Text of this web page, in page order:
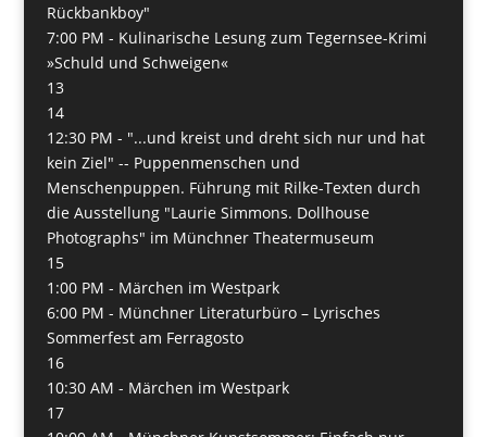
Rückbankboy"
7:00 PM - Kulinarische Lesung zum Tegernsee-Krimi
»Schuld und Schweigen«
13
14
12:30 PM - "...und kreist und dreht sich nur und hat
kein Ziel" -- Puppenmenschen und
Menschenpuppen. Führung mit Rilke-Texten durch
die Ausstellung "Laurie Simmons. Dollhouse
Photographs" im Münchner Theatermuseum
15
1:00 PM - Märchen im Westpark
6:00 PM - Münchner Literaturbüro – Lyrisches
Sommerfest am Ferragosto
16
10:30 AM - Märchen im Westpark
17